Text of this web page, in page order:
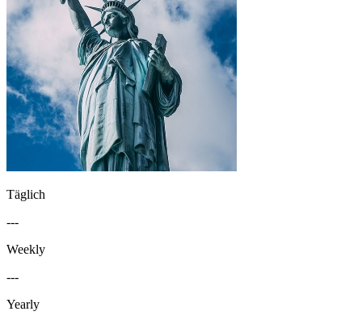
Täglich
---
Weekly
---
Yearly